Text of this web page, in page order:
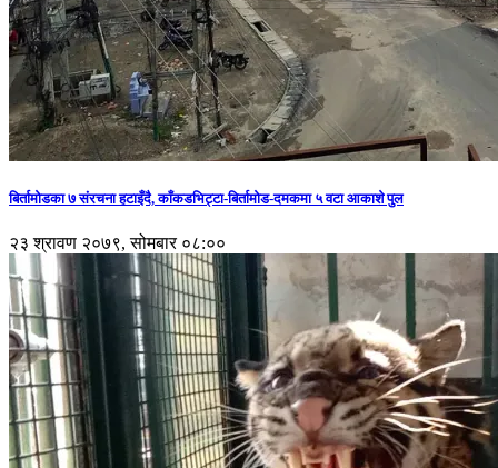
बिर्तामोडका ७ संरचना हटाइँदै, काँकडभिट्टा-बिर्तामोड-दमकमा ५ वटा आकाशे पुल
२३ श्रावण २०७९, सोमबार ०८:००